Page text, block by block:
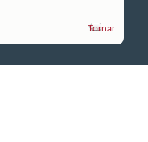
Tornar